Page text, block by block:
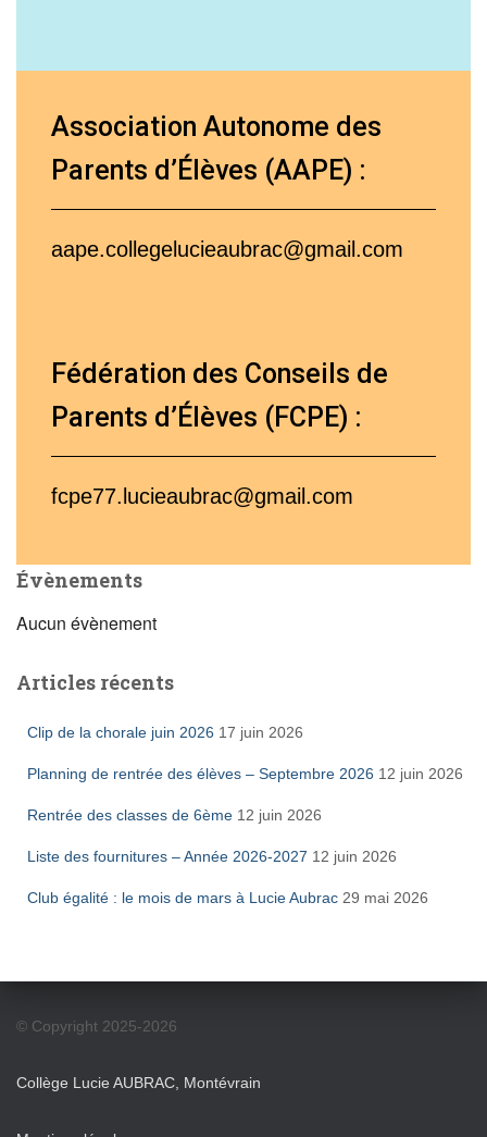
Association Autonome des
Parents d’Élèves (AAPE) :
aape.collegelucieaubrac@gmail.com
Fédération des Conseils de
Parents d’Élèves (FCPE) :
fcpe77.lucieaubrac@gmail.com
Évènements
Aucun évènement
Articles récents
Clip de la chorale juin 2026 17 juin 2026
Planning de rentrée des élèves – Septembre 2026 12 juin 2026
Rentrée des classes de 6ème 12 juin 2026
Liste des fournitures – Année 2026-2027 12 juin 2026
Club égalité : le mois de mars à Lucie Aubrac 29 mai 2026
© Copyright 2025-2026
Collège Lucie AUBRAC, Montévrain